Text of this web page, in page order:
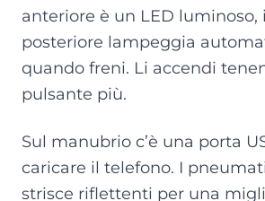
anteriore è un LED luminoso,
posteriore lampeggia
quando freni. Li accendi
pulsante più.
Sul manubrio c’è una porta
caricare il telefono. I
strisce riflettenti per una